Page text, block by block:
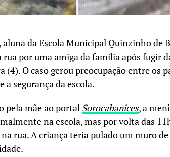
aluna da Escola Municipal Quinzinho de
por uma amiga da família após fugir
(4). O caso gerou preocupação entre os
segurança da escola.
pela mãe ao portal Sorocabanices, a
na escola, mas por volta das
rua. A criança teria pulado um muro